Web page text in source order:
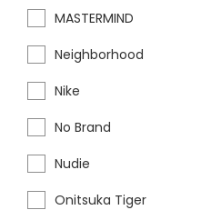
MASTERMIND
Neighborhood
Nike
No Brand
Nudie
Onitsuka Tiger